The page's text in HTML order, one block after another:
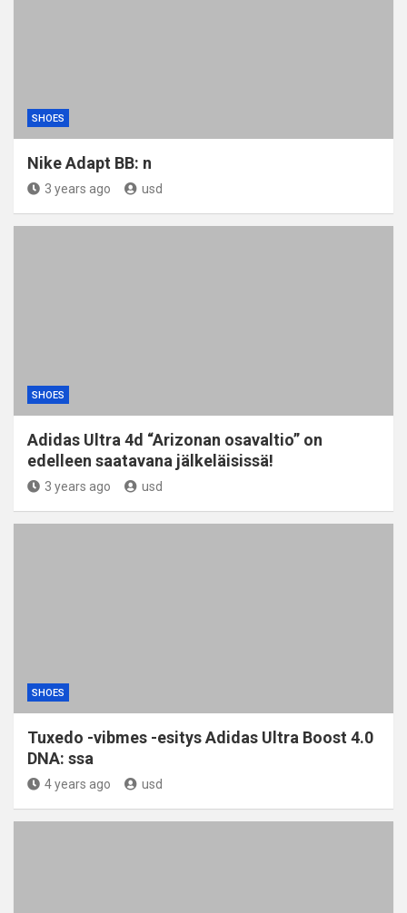
SHOES
Nike Adapt BB: n
3 years ago usd
SHOES
Adidas Ultra 4d “Arizonan osavaltio” on
edelleen saatavana jälkeläisissä!
3 years ago usd
SHOES
Tuxedo -vibmes -esitys Adidas Ultra Boost 4.0
DNA: ssa
4 years ago usd